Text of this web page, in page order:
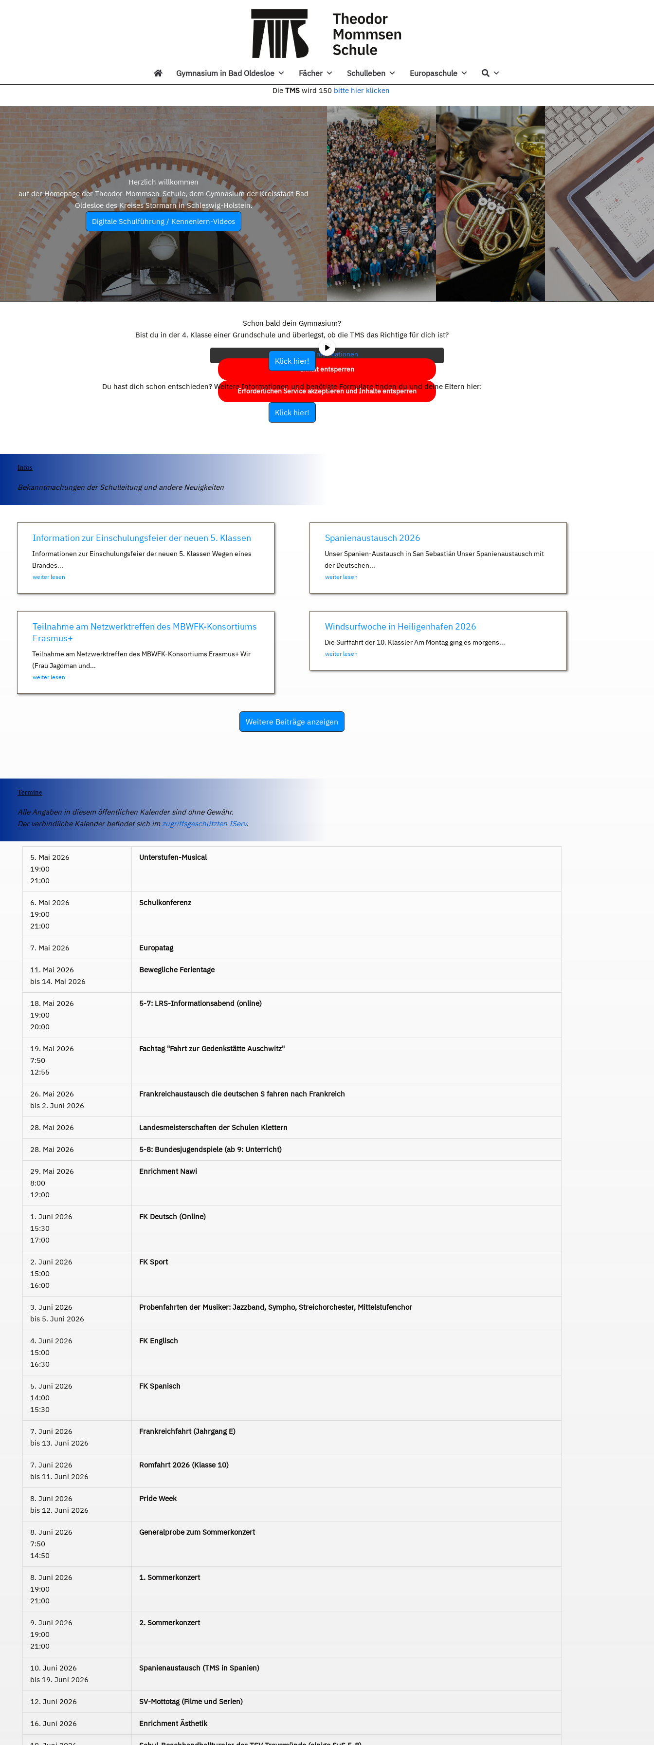
Gymnasium in Bad Oldesloe Fächer Schulleben Europaschule
Die TMS wird 150 bitte hier klicken
Herzlich willkommen
auf der Homepage der Theodor-Mommsen-Schule, dem Gymnasium der Kreisstadt Bad
Oldesloe des Kreises Stormarn in Schleswig-Holstein.
Digitale Schulführung / Kennenlern-Videos
eigentlichen Inhalt zuzugreifen, klicken Sie auf die Schaltfläche unten.
Bitte beachten Sie, dass dabei Daten an Drittanbieter weitergegeben
werden.
Mehr Informationen
Inhalt entsperren
Erforderlichen Service akzeptieren und Inhalte entsperren
Schon bald dein Gymnasium?
Bist du in der 4. Klasse einer Grundschule und überlegst, ob die TMS das Richtige für dich ist?
Klick hier!
Du hast dich schon entschieden? Weitere Informationen und benötigte Formulare finden du und deine Eltern hier:
Klick hier!
Infos
Bekanntmachungen der Schulleitung und andere Neuigkeiten
Information zur Einschulungsfeier der neuen 5. Klassen
Informationen zur Einschulungsfeier der neuen 5. Klassen Wegen eines
Brandes...
weiter lesen
Spanienaustausch 2026
Unser Spanien-Austausch in San Sebastián Unser Spanienaustausch mit
der Deutschen...
weiter lesen
Teilnahme am Netzwerktreffen des MBWFK-Konsortiums
Erasmus+
Teilnahme am Netzwerktreffen des MBWFK-Konsortiums Erasmus+ Wir
(Frau Jagdman und...
weiter lesen
Windsurfwoche in Heiligenhafen 2026
Die Surffahrt der 10. Klässler Am Montag ging es morgens...
weiter lesen
Weitere Beiträge anzeigen
Termine
Alle Angaben in diesem öffentlichen Kalender sind ohne Gewähr.
Der verbindliche Kalender befindet sich imzugriffsgeschützten IServ.
5. Mai 2026
19:00
21:00
Unterstufen-Musical
6. Mai 2026
19:00
21:00
Schulkonferenz
7. Mai 2026 Europatag
11. Mai 2026
bis 14. Mai 2026
Bewegliche Ferientage
18. Mai 2026
19:00
20:00
5-7: LRS-Informationsabend (online)
19. Mai 2026
7:50
12:55
Fachtag "Fahrt zur Gedenkstätte Auschwitz"
26. Mai 2026
bis 2. Juni 2026
Frankreichaustausch die deutschen S fahren nach Frankreich
28. Mai 2026 Landesmeisterschaften der Schulen Klettern
28. Mai 2026 5-8: Bundesjugendspiele (ab 9: Unterricht)
29. Mai 2026
8:00
12:00
Enrichment Nawi
1. Juni 2026
15:30
17:00
FK Deutsch (Online)
2. Juni 2026
15:00
16:00
FK Sport
3. Juni 2026
bis 5. Juni 2026
Probenfahrten der Musiker: Jazzband, Sympho, Streichorchester, Mittelstufenchor
4. Juni 2026
15:00
16:30
FK Englisch
5. Juni 2026
14:00
15:30
FK Spanisch
7. Juni 2026
bis 13. Juni 2026
Frankreichfahrt (Jahrgang E)
7. Juni 2026
bis 11. Juni 2026
Romfahrt 2026 (Klasse 10)
8. Juni 2026
bis 12. Juni 2026
Pride Week
8. Juni 2026
7:50
14:50
Generalprobe zum Sommerkonzert
8. Juni 2026
19:00
21:00
1. Sommerkonzert
9. Juni 2026
19:00
21:00
2. Sommerkonzert
10. Juni 2026
bis 19. Juni 2026
Spanienaustausch (TMS in Spanien)
12. Juni 2026 SV-Mottotag (Filme und Serien)
16. Juni 2026 Enrichment Ästhetik